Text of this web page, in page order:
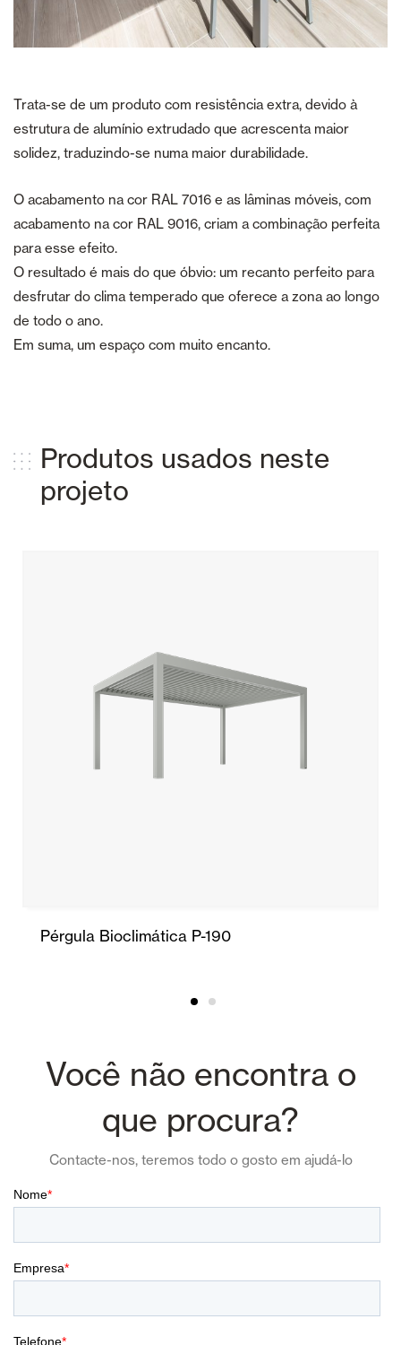
Trata-se de um produto com resistência extra, devido à
estrutura de alumínio extrudado que acrescenta maior
solidez, traduzindo-se numa maior durabilidade.
O acabamento na cor RAL 7016 e as lâminas móveis, com
acabamento na cor RAL 9016, criam a combinação perfeita
para esse efeito.
O resultado é mais do que óbvio: um recanto perfeito para
desfrutar do clima temperado que oferece a zona ao longo
de todo o ano.
Em suma, um espaço com muito encanto.
Produtos usados ​​neste
projeto
Pérgula Bioclimática P-190
Você não encontra o
que procura?
Contacte-nos, teremos todo o gosto em ajudá-lo